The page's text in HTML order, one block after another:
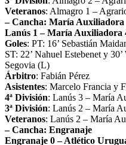
Veteranos: Almagro 1 –
– Cancha: María Auxiliadora
Lanús 1 – María Auxiliadora
Goles: PT: 16’ Sebastián
ST: 22’ Nahuel Estebenet y
Segovia (L)
Árbitro: Fabián Pérez
Asistentes: Marcelo Francia y
4ª División: Lanús 3 – María
3ª División: Lanús 2 – María
Veteranos: Lanús 2 – María
– Cancha: Engranaje
Engranaje 0 – Atlético